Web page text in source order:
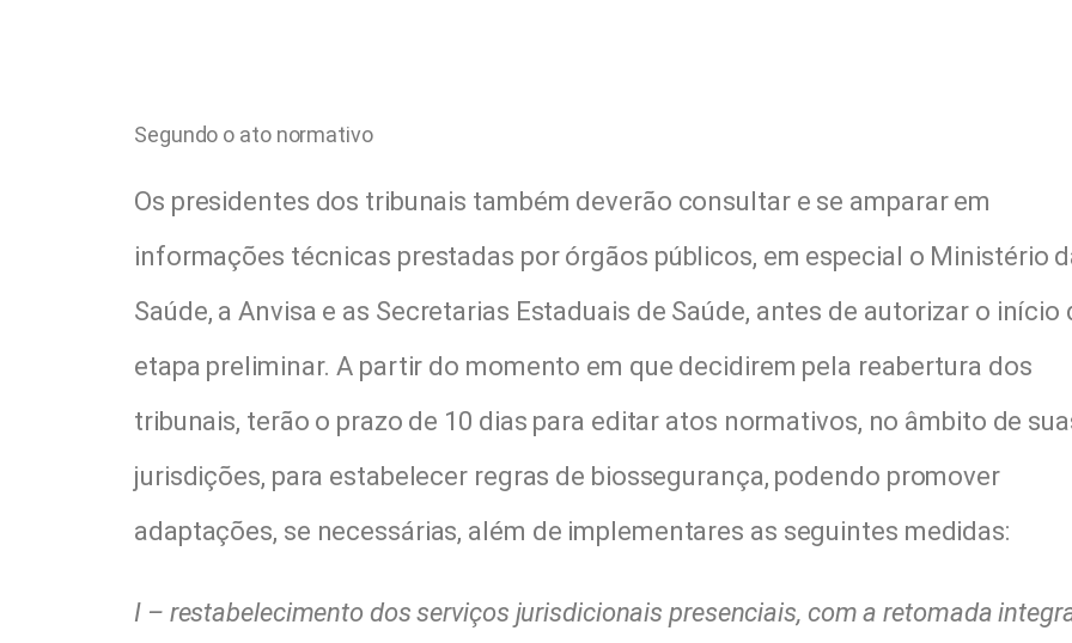
Segundo o ato normativo
Os presidentes dos tribunais também deverão consultar e se amparar em
informações técnicas prestadas por órgãos públicos, em especial o Ministério
Saúde, a Anvisa e as Secretarias Estaduais de Saúde, antes de autorizar o início
etapa preliminar. A partir do momento em que decidirem pela reabertura dos
tribunais, terão o prazo de 10 dias para editar atos normativos, no âmbito de
jurisdições, para estabelecer regras de biossegurança, podendo promover
adaptações, se necessárias, além de implementares as seguintes medidas:
I – restabelecimento dos serviços jurisdicionais presenciais, com a retomada